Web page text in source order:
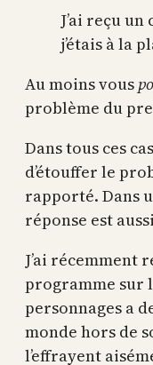
J’ai reçu
j’étais à la
Au moins vous
problème du
Dans tous ces
d’étouffer le
rapporté. Dans
réponse est
J’ai récemment
programme sur
personnages a
monde hors de
l’effrayent